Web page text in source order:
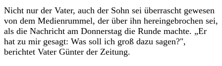
Nicht nur der Vater, auch der Sohn sei überrascht gewesen
von dem Medienrummel, der über ihn hereingebrochen sei,
als die Nachricht am Donnerstag die Runde machte. „Er
hat zu mir gesagt: Was soll ich groß dazu sagen?",
berichtet Vater Günter der Zeitung.